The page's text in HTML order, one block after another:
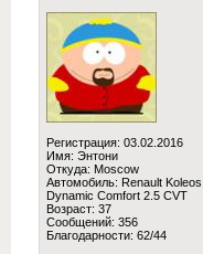
Регистрация: 03.02.2016
Имя: Энтони
Откуда: Moscow
Автомобиль: Renault Koleos
Dynamic Comfort 2.5 CVT
Возраст: 37
Сообщений: 356
Благодарности: 62/44